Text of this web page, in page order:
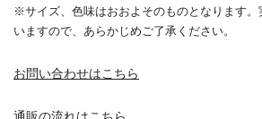
※サイズ、色味はおおよそのものとなります
いますので、あらかじめご了承ください。
お問い合わせはこちら
通販の流れはこちら